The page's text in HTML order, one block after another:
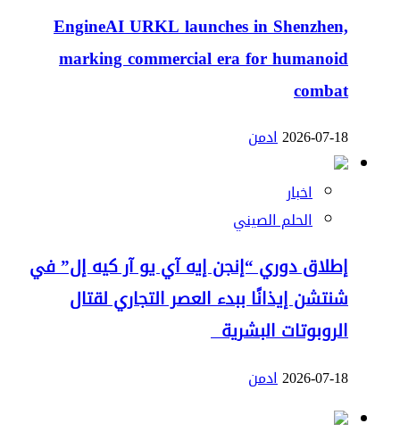
EngineAI URKL launches in Shenzhen,
marking commercial era for humanoid
combat
2026-07-18ادمن
اخبار
الحلم الصيني
إطلاق دوري “إنجن إيه آي يو آر كيه إل” في
شنتشن إيذانًا ببدء العصر التجاري لقتال
الروبوتات البشرية
2026-07-18ادمن